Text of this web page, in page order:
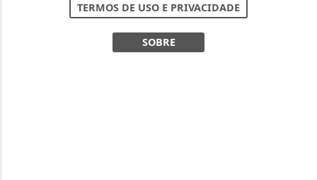
TERMOS DE USO E PRIVACIDADE
SOBRE